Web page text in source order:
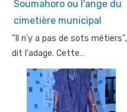
Soumahoro ou l'ange du
cimetière municipal
"Il n'y a pas de sots métiers",
dit l'adage. Cette…